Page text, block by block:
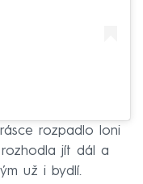
rozpadlo loni
jít dál a
už i bydlí.